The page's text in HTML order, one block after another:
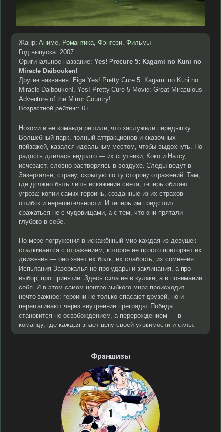
Жанр: Аниме, Романтика, Фэнтези, Фильмы
Год выпуска: 2007
Оригинальное название: Yes! Precure 5: Kagami no Kuni no
Miracle Daibouken!
Другие названия: Eiga Yes! Pretty Cure 5: Kagami no Kuni no
Miracle Daibouken!, Yes! Pretty Cure 5 Movie: Great Miraculous
Adventure of the Mirror Country!
Возрастной рейтинг: 6+
Нозоми и её команда решили, что заслужили передышку.
Волшебный парк, полный аттракционов и сказочных
пейзажей, казался идеальным местом, чтобы выдохнуть. Но
радость длилась недолго — их спутники, Коко и Натсу,
исчезают, словно растворяясь в воздухе. Следы ведут в
Зазеркалье, страну, скрытую по ту сторону отражений. Там,
где должно быть лишь искажение света, теперь обитает
угроза: копии самих героинь, созданные из их страхов,
ошибок и нерешительности. И теперь им предстоит
сражаться не с чудовищами, а с тем, что они прятали
глубоко в себе.
По мере погружения в искажённый мир каждая из девушек
сталкивается с отражением, которое не просто повторяет их
движения — оно знает их боль, их слабость, их сомнения.
Испытания Зазеркалья не про удары и заклинания, а про
выбор, про принятие. Здесь сила не в кулаке, а в понимании
себя. И в этом самом центре зыбкого мира происходит
нечто важное: героини не только спасают друзей, но и
перешагивают через внутренние преграды. Победа
становится не освобождением, а перерождением — в
команду, где каждая знает цену своей уязвимости и силы.
Франшизы